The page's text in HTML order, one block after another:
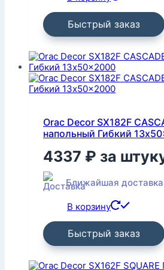
Быстрый заказ
Orac Decor SX182F
напольный Гибкий
4337 ₽ за
Ближайшая
В корзину
Быстрый заказ